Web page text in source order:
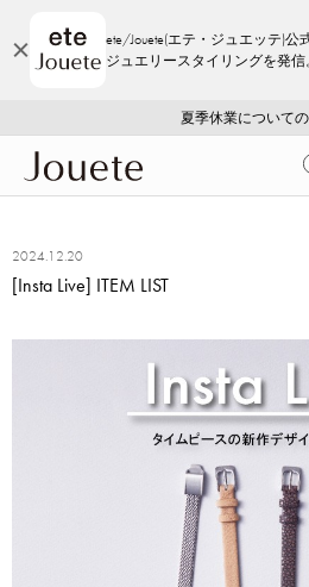
ete/Jouete(エテ・ジュエッテ)
ジュエリースタイリングを発信。
採用のご案内
ご注文いただいたお品物のお
夏季休業について
WEB LIMITED
採用のご案内
ご注文いただいたお品物のお
2024.12.20
[Insta Live] ITEM LIST